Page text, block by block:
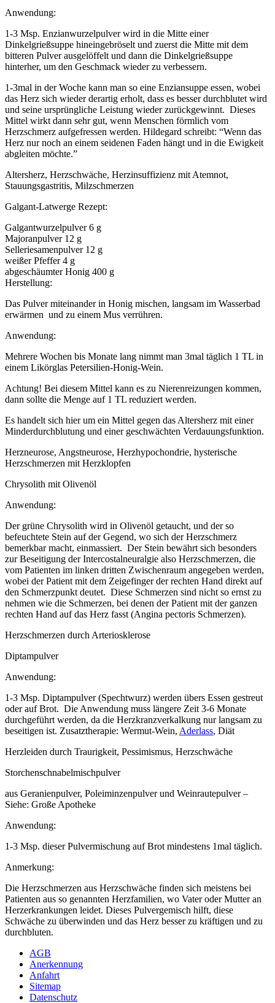
Anwendung:
1-3 Msp. Enzianwurzelpulver wird in die Mitte einer
Dinkelgrießsuppe hineingebröselt und zuerst die Mitte mit dem
bitteren Pulver ausgelöffelt und dann die Dinkelgrießsuppe
hinterher, um den Geschmack wieder zu verbessern.
1-3mal in der Woche kann man so eine Enziansuppe essen, wobei
das Herz sich wieder derartig erholt, dass es besser durchblutet wird
und seine ursprüngliche Leistung wieder zurückgewinnt. Dieses
Mittel wirkt dann sehr gut, wenn Menschen förmlich vom
Herzschmerz aufgefressen werden. Hildegard schreibt: “Wenn das
Herz nur noch an einem seidenen Faden hängt und in die Ewigkeit
abgleiten möchte.”
Altersherz, Herzschwäche, Herzinsuffizienz mit Atemnot,
Stauungsgastritis, Milzschmerzen
Galgant-Latwerge Rezept:
Galgantwurzelpulver 6 g
Majoranpulver 12 g
Selleriesamenpulver 12 g
weißer Pfeffer 4 g
abgeschäumter Honig 400 g
Herstellung:
Das Pulver miteinander in Honig mischen, langsam im Wasserbad
erwärmen und zu einem Mus verrühren.
Anwendung:
Mehrere Wochen bis Monate lang nimmt man 3mal täglich 1 TL in
einem Likörglas Petersilien-Honig-Wein.
Achtung! Bei diesem Mittel kann es zu Nierenreizungen kommen,
dann sollte die Menge auf 1 TL reduziert werden.
Es handelt sich hier um ein Mittel gegen das Altersherz mit einer
Minderdurchblutung und einer geschwächten Verdauungsfunktion.
Herzneurose, Angstneurose, Herzhypochondrie, hysterische
Herzschmerzen mit Herzklopfen
Chrysolith mit Olivenöl
Anwendung:
Der grüne Chrysolith wird in Olivenöl getaucht, und der so
befeuchtete Stein auf der Gegend, wo sich der Herzschmerz
bemerkbar macht, einmassiert. Der Stein bewährt sich besonders
zur Beseitigung der Intercostalneuralgie also Herzschmerzen, die
vom Patienten im linken dritten Zwischenraum angegeben werden,
wobei der Patient mit dem Zeigefinger der rechten Hand direkt auf
den Schmerzpunkt deutet. Diese Schmerzen sind nicht so ernst zu
nehmen wie die Schmerzen, bei denen der Patient mit der ganzen
rechten Hand auf das Herz fasst (Angina pectoris Schmerzen).
Herzschmerzen durch Arteriosklerose
Diptampulver
Anwendung:
1-3 Msp. Diptampulver (Spechtwurz) werden übers Essen gestreut
oder auf Brot. Die Anwendung muss längere Zeit 3-6 Monate
durchgeführt werden, da die Herzkranzverkalkung nur langsam zu
beseitigen ist. Zusatztherapie: Wermut-Wein, Aderlass, Diät
Herzleiden durch Traurigkeit, Pessimismus, Herzschwäche
Storchenschnabelmischpulver
aus Geranienpulver, Poleiminzenpulver und Weinrautepulver –
Siehe: Große Apotheke
Anwendung:
1-3 Msp. dieser Pulvermischung auf Brot mindestens 1mal täglich.
Anmerkung:
Die Herzschmerzen aus Herzschwäche finden sich meistens bei
Patienten aus so genannten Herzfamilien, wo Vater oder Mutter an
Herzerkrankungen leidet. Dieses Pulvergemisch hilft, diese
Schwäche zu überwinden und das Herz besser zu kräftigen und zu
durchbluten.
AGB
Anerkennung
Anfahrt
Sitemap
Datenschutz